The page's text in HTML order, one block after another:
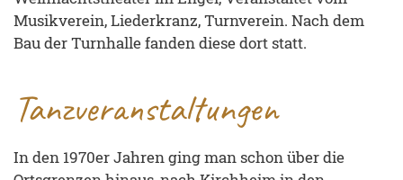
Musikverein, Liederkranz, Turnverein. Nach dem
Bau der Turnhalle fanden diese dort statt.
Tanzveranstaltungen
In den 1970er Jahren ging man schon über die